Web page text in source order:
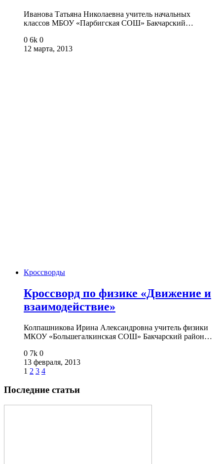
Иванова Татьяна Николаевна учитель начальных
классов МБОУ «Парбигская СОШ» Бакчарский…
0 6k 0
12 марта, 2013
Кроссворды
Кроссворд по физике «Движение и
взаимодействие»
Колпашникова Ирина Александровна учитель физики
МКОУ «Большегалкинская СОШ» Бакчарский район…
0 7k 0
13 февраля, 2013
1 2 3 4
Последние статьи